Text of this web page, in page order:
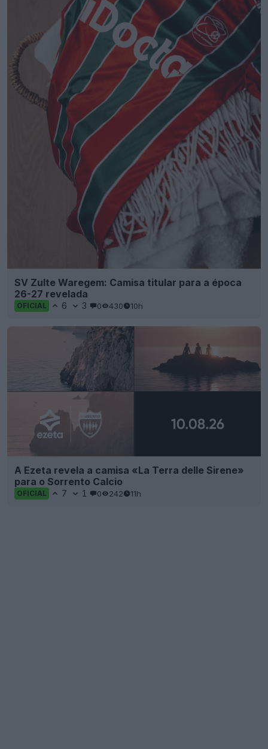
SV Zulte Waregem: Camisa titular para a época
26-27 revelada
OFICIAL 6 3 0 430 10h
A Ezeta revela a camisa «La Terra delle Sirene»
para o Sorrento Calcio
OFICIAL 7 1 0 242 11h